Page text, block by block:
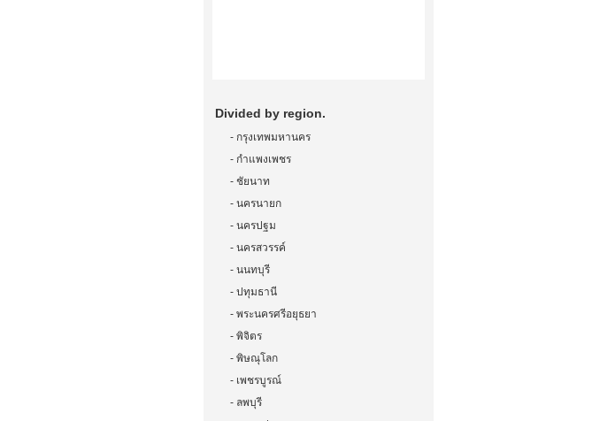
Divided by region.
- กรุงเทพมหานคร
- กำแพงเพชร
- ชัยนาท
- นครนายก
- นครปฐม
- นครสวรรค์
- นนทบุรี
- ปทุมธานี
- พระนครศรีอยุธยา
- พิจิตร
- พิษณุโลก
- เพชรบูรณ์
- ลพบุรี